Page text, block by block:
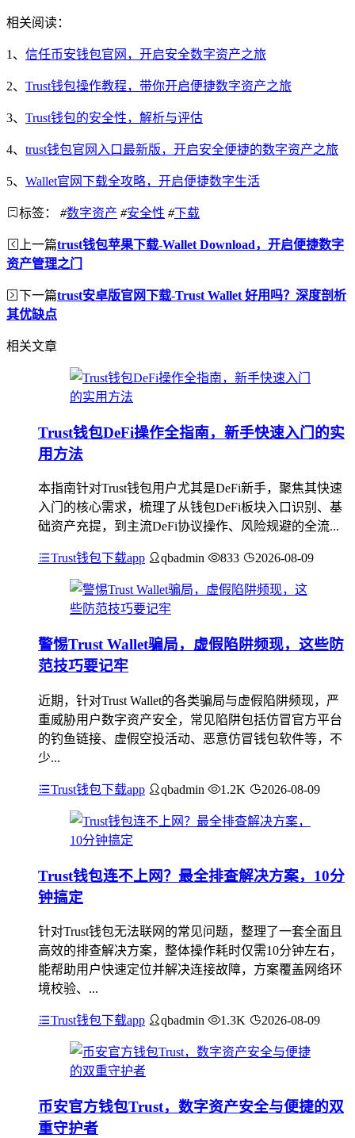
相关阅读：
1、 信任币安钱包官网，开启安全数字资产之旅
2、 Trust钱包操作教程，带你开启便捷数字资产之旅
3、 Trust钱包的安全性，解析与评估
4、 trust钱包官网入口最新版，开启安全便捷的数字资产之旅
5、 Wallet官网下载全攻略，开启便捷数字生活
标签： #数字资产 #安全性 #下载
上一篇trust钱包苹果下载-Wallet Download，开启便捷数字
资产管理之门
下一篇trust安卓版官网下载-Trust Wallet 好用吗？深度剖析
其优缺点
相关文章
Trust钱包DeFi操作全指南，新手快速入门的实
用方法
本指南针对Trust钱包用户尤其是DeFi新手，聚焦其快速
入门的核心需求，梳理了从钱包DeFi板块入口识别、基
础资产充提，到主流DeFi协议操作、风险规避的全流...
Trust钱包下载app qbadmin 833 2026-08-09
警惕Trust Wallet骗局，虚假陷阱频现，这些防
范技巧要记牢
近期，针对Trust Wallet的各类骗局与虚假陷阱频现，严
重威胁用户数字资产安全，常见陷阱包括仿冒官方平台
的钓鱼链接、虚假空投活动、恶意仿冒钱包软件等，不
少...
Trust钱包下载app qbadmin 1.2K 2026-08-09
Trust钱包连不上网？最全排查解决方案，10分
钟搞定
针对Trust钱包无法联网的常见问题，整理了一套全面且
高效的排查解决方案，整体操作耗时仅需10分钟左右，
能帮助用户快速定位并解决连接故障，方案覆盖网络环
境校验、...
Trust钱包下载app qbadmin 1.3K 2026-08-09
币安官方钱包Trust，数字资产安全与便捷的双
重守护者